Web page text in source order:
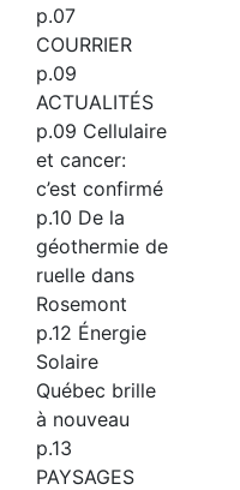
p.07
COURRIER
p.09
ACTUALITÉS
p.09 Cellulaire
et cancer:
c’est confirmé
p.10 De la
géothermie de
ruelle dans
Rosemont
p.12 Énergie
Solaire
Québec brille
à nouveau
p.13
PAYSAGES